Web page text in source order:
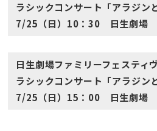
ラシックコンサート「アラジン
7/25（日）10：30 日生劇場
日生劇場ファミリーフェスティ
ラシックコンサート「アラジン
7/25（日）15：00 日生劇場